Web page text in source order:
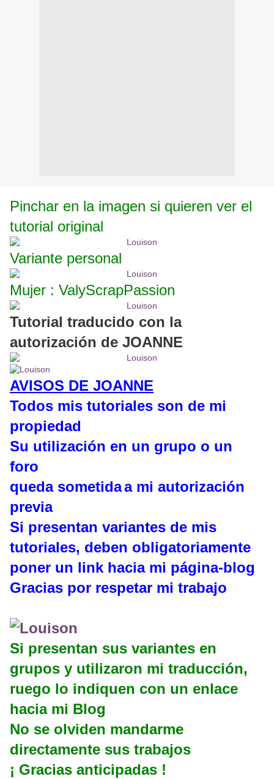
Pinchar en la imagen si quieren ver el
tutorial original
Variante personal
Mujer : ValyScrapPassion
Tutorial traducido con la
autorización de JOANNE
AVISOS DE JOANNE
Todos mis tutoriales son de mi
propiedad
Su utilización en un grupo o un
foro
queda sometidaa mi autorización
previa
Si presentan variantes de mis
tutoriales, deben obligatoriamente
poner un link hacia mi página-blog
Gracias por respetar mi trabajo
Si presentan sus variantes en
grupos y utilizaron mi traducción,
ruego lo indiquen con un enlace
hacia mi Blog
No se olviden mandarme
directamente sus trabajos
¡ Gracias anticipadas !